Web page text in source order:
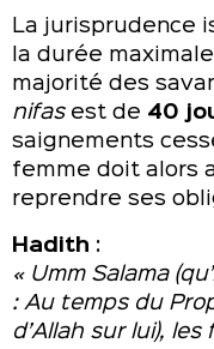
La jurisprudence
la durée
majorité des
nifasest de 40
saignements
femme doit alors
reprendre ses
Hadith :
« Umm Salama
: Au temps du
d’Allah sur lui),